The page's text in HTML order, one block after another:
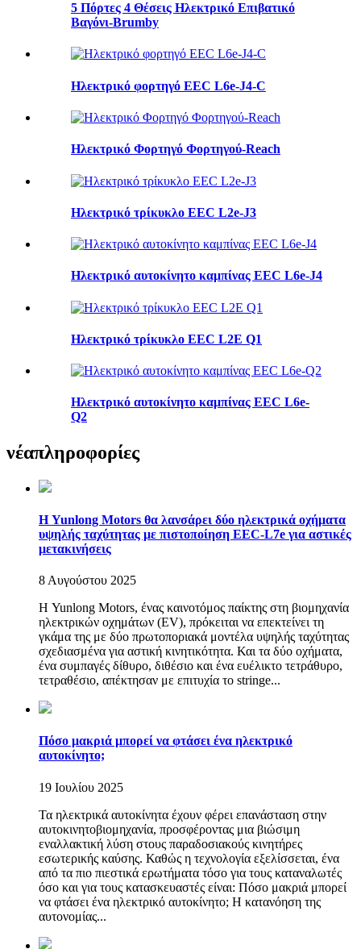
5 Πόρτες 4 Θέσεις Ηλεκτρικό Επιβατικό
Βαγόνι-Brumby
Ηλεκτρικό φορτηγό EEC L6e-J4-C
Ηλεκτρικό Φορτηγό Φορτηγού-Reach
Ηλεκτρικό τρίκυκλο EEC L2e-J3
Ηλεκτρικό αυτοκίνητο καμπίνας EEC L6e-J4
Ηλεκτρικό τρίκυκλο EEC L2E Q1
Ηλεκτρικό αυτοκίνητο καμπίνας EEC L6e-
Q2
νέαπληροφορίες
Η Yunlong Motors θα λανσάρει δύο ηλεκτρικά οχήματα
υψηλής ταχύτητας με πιστοποίηση EEC-L7e για αστικές
μετακινήσεις
8 Αυγούστου 2025
Η Yunlong Motors, ένας καινοτόμος παίκτης στη βιομηχανία
ηλεκτρικών οχημάτων (EV), πρόκειται να επεκτείνει τη
γκάμα της με δύο πρωτοποριακά μοντέλα υψηλής ταχύτητας
σχεδιασμένα για αστική κινητικότητα. Και τα δύο οχήματα,
ένα συμπαγές δίθυρο, διθέσιο και ένα ευέλικτο τετράθυρο,
τετραθέσιο, απέκτησαν με επιτυχία το stringe...
Πόσο μακριά μπορεί να φτάσει ένα ηλεκτρικό
αυτοκίνητο;
19 Ιουλίου 2025
Τα ηλεκτρικά αυτοκίνητα έχουν φέρει επανάσταση στην
αυτοκινητοβιομηχανία, προσφέροντας μια βιώσιμη
εναλλακτική λύση στους παραδοσιακούς κινητήρες
εσωτερικής καύσης. Καθώς η τεχνολογία εξελίσσεται, ένα
από τα πιο πιεστικά ερωτήματα τόσο για τους καταναλωτές
όσο και για τους κατασκευαστές είναι: Πόσο μακριά μπορεί
να φτάσει ένα ηλεκτρικό αυτοκίνητο; Η κατανόηση της
αυτονομίας...